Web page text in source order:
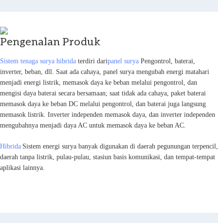
Pengenalan Produk
Sistem tenaga surya hibrida terdiri daripanel surya Pengontrol, baterai,
inverter, beban, dll. Saat ada cahaya, panel surya mengubah energi matahari
menjadi energi listrik, memasok daya ke beban melalui pengontrol, dan
mengisi daya baterai secara bersamaan; saat tidak ada cahaya, paket baterai
memasok daya ke beban DC melalui pengontrol, dan baterai juga langsung
memasok listrik. Inverter independen memasok daya, dan inverter independen
mengubahnya menjadi daya AC untuk memasok daya ke beban AC.
Hibrida Sistem energi surya banyak digunakan di daerah pegunungan terpencil,
daerah tanpa listrik, pulau-pulau, stasiun basis komunikasi, dan tempat-tempat
aplikasi lainnya.